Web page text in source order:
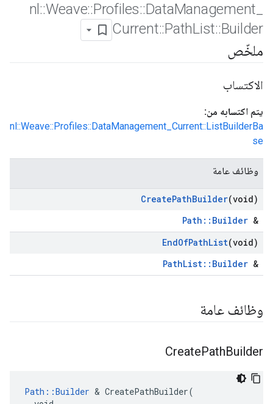
nl ::Weave::Profiles::DataManagement
Current::PathList::Builder
ملخّص
الاكتساب
يتم اكتسابه من:
nl::Weave::Profiles::DataManagement_Current::ListBuilderBa
se
وظائف عامة
CreatePathBuilder(void)
Path::Builder &
EndOfPathList(void)
PathList::Builder &
وظائف عامة
CreatePathBuilder
Path::Builder & CreatePathBuilder(